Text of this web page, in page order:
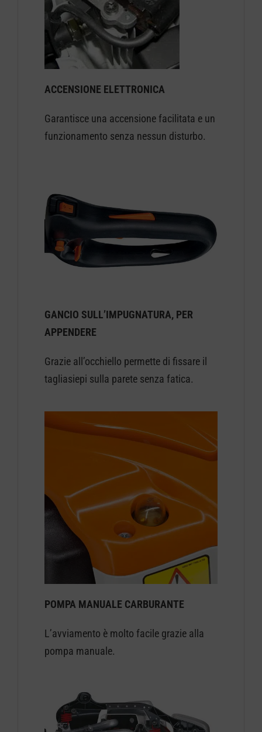
ACCENSIONE ELETTRONICA
Garantisce una accensione facilitata e un
funzionamento senza nessun disturbo.
GANCIO SULL’IMPUGNATURA, PER
APPENDERE
Grazie all’occhiello permette di fissare il
tagliasiepi sulla parete senza fatica.
POMPA MANUALE CARBURANTE
L’avviamento è molto facile grazie alla
pompa manuale.